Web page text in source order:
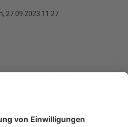
27.09.2023 11:27
unterwegs ist, wird die Stelle
Nirgendwo sonst in
aufeinander wie an
GmbH zuletzt pro Tag